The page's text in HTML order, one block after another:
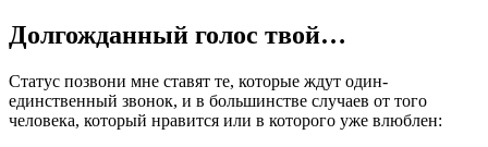
Долгожданный голос твой…
Статус позвони мне ставят те, которые ждут один-
единственный звонок, и в большинстве случаев от того
человека, который нравится или в которого уже влюблен: